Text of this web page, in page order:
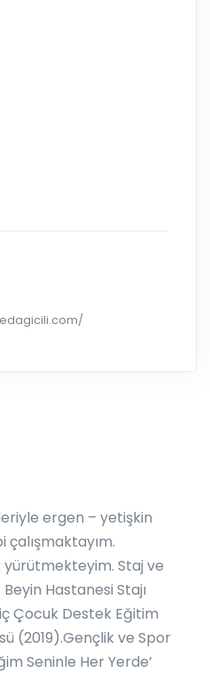
ergen – yetişkin
yürütmekteyim. Staj ve
Hastanesi Stajı
Çocuk Destek Eğitim
(2019).Gençlik ve Spor
Seninle Her Yerde’